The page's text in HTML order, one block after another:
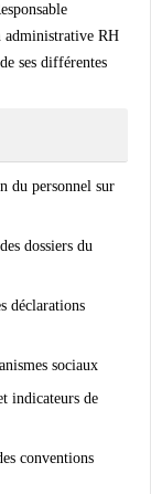
administrative RH
ses différentes
du personnel sur
dossiers du
déclarations
sociaux
indicateurs de
conventions